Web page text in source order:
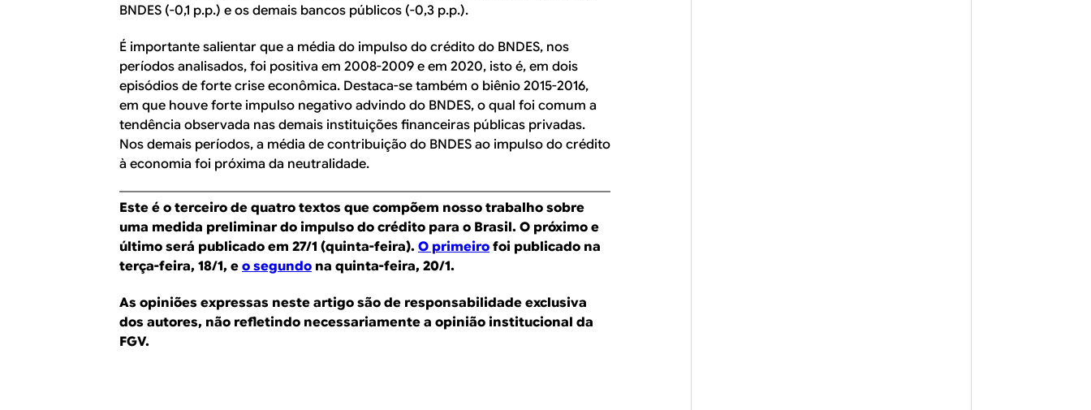
BNDES (-0,1 p.p.) e os demais bancos públicos (-0,3 p.p.).
É importante salientar que a média do impulso do crédito do BNDES, nos
períodos analisados, foi positiva em 2008-2009 e em 2020, isto é, em dois
episódios de forte crise econômica. Destaca-se também o biênio 2015-2016,
em que houve forte impulso negativo advindo do BNDES, o qual foi comum a
tendência observada nas demais instituições financeiras públicas privadas.
Nos demais períodos, a média de contribuição do BNDES ao impulso do crédito
à economia foi próxima da neutralidade.
Este é o terceiro de quatro textos que compõem nosso trabalho sobre
uma medida preliminar do impulso do crédito para o Brasil. O próximo e
último será publicado em 27/1 (quinta-feira). O primeiro foi publicado na
terça-feira, 18/1, e o segundo na quinta-feira, 20/1.
As opiniões expressas neste artigo são de responsabilidade exclusiva
dos autores, não refletindo necessariamente a opinião institucional da
FGV.